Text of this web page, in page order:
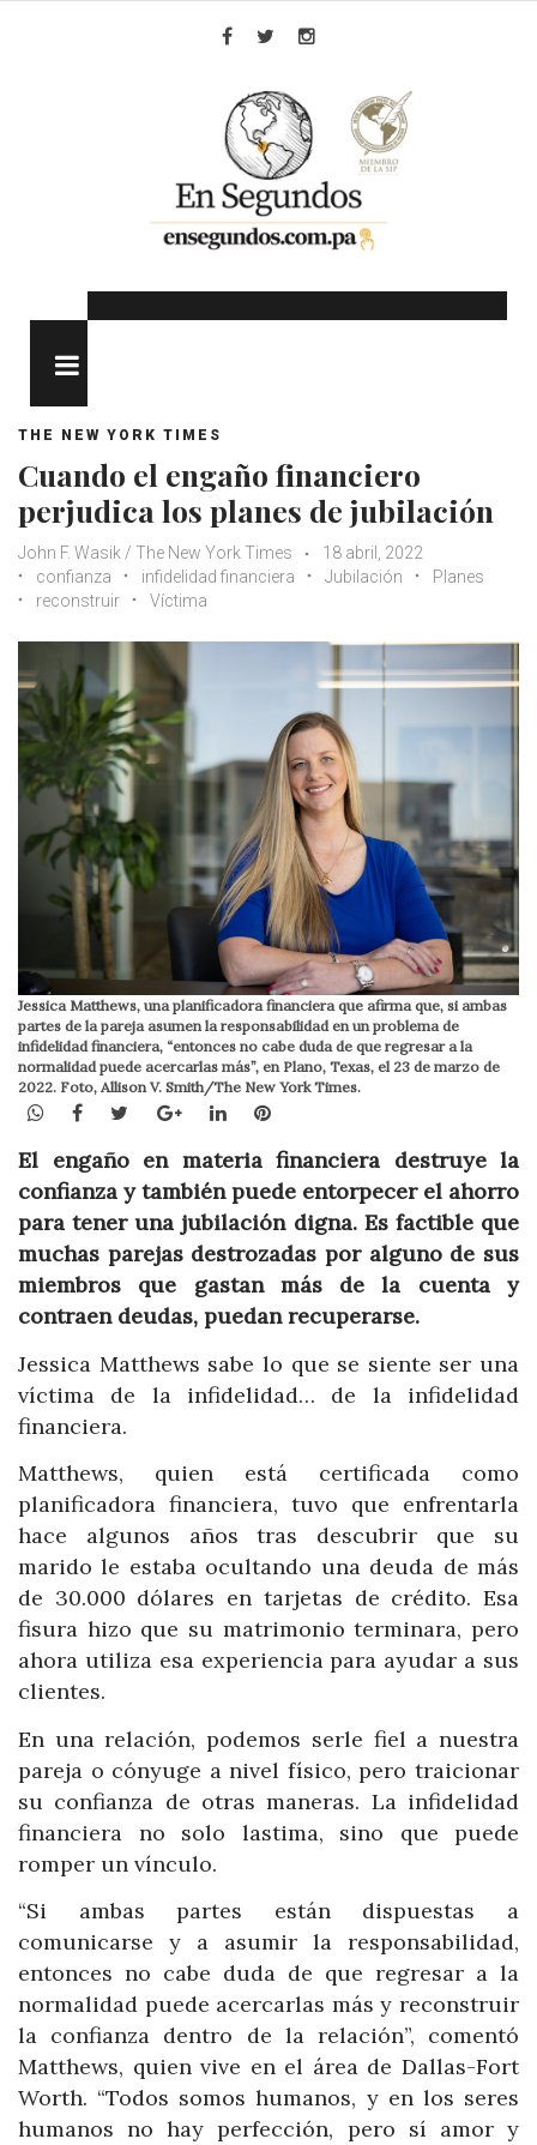
THE NEW YORK TIMES
Cuando el engaño financiero
perjudica los planes de jubilación
John F. Wasik / The New York Times
18 abril, 2022
confianza
infidelidad financiera Jubilación
Planes
reconstruir
Víctima
Jessica Matthews, una planificadora financiera que afirma que, si ambas
partes de la pareja asumen la responsabilidad en un problema de
infidelidad financiera, “entonces no cabe duda de que regresar a la
normalidad puede acercarlas más”, en Plano, Texas, el 23 de marzo de
2022. Foto, Allison V. Smith/The New York Times.
WhatsApp
Facebook
TwitterGoogle+LinkedInPinterest
El engaño en materia financiera destruye la
confianza y también puede entorpecer el ahorro
para tener una jubilación digna. Es factible que
muchas parejas destrozadas por alguno de sus
miembros que gastan más de la cuenta y
contraen deudas, puedan recuperarse.
Jessica Matthews sabe lo que se siente ser una
víctima de la infidelidad… de la infidelidad
financiera.
Matthews, quien está certificada como
planificadora financiera, tuvo que enfrentarla
hace algunos años tras descubrir que su
marido le estaba ocultando una deuda de más
de 30.000 dólares en tarjetas de crédito. Esa
fisura hizo que su matrimonio terminara, pero
ahora utiliza esa experiencia para ayudar a sus
clientes.
En una relación, podemos serle fiel a nuestra
pareja o cónyuge a nivel físico, pero traicionar
su confianza de otras maneras. La infidelidad
financiera no solo lastima, sino que puede
romper un vínculo.
“Si ambas partes están dispuestas a
comunicarse y a asumir la responsabilidad,
entonces no cabe duda de que regresar a la
normalidad puede acercarlas más y reconstruir
la confianza dentro de la relación”, comentó
Matthews, quien vive en el área de Dallas-Fort
Worth. “Todos somos humanos, y en los seres
humanos no hay perfección, pero sí amor y